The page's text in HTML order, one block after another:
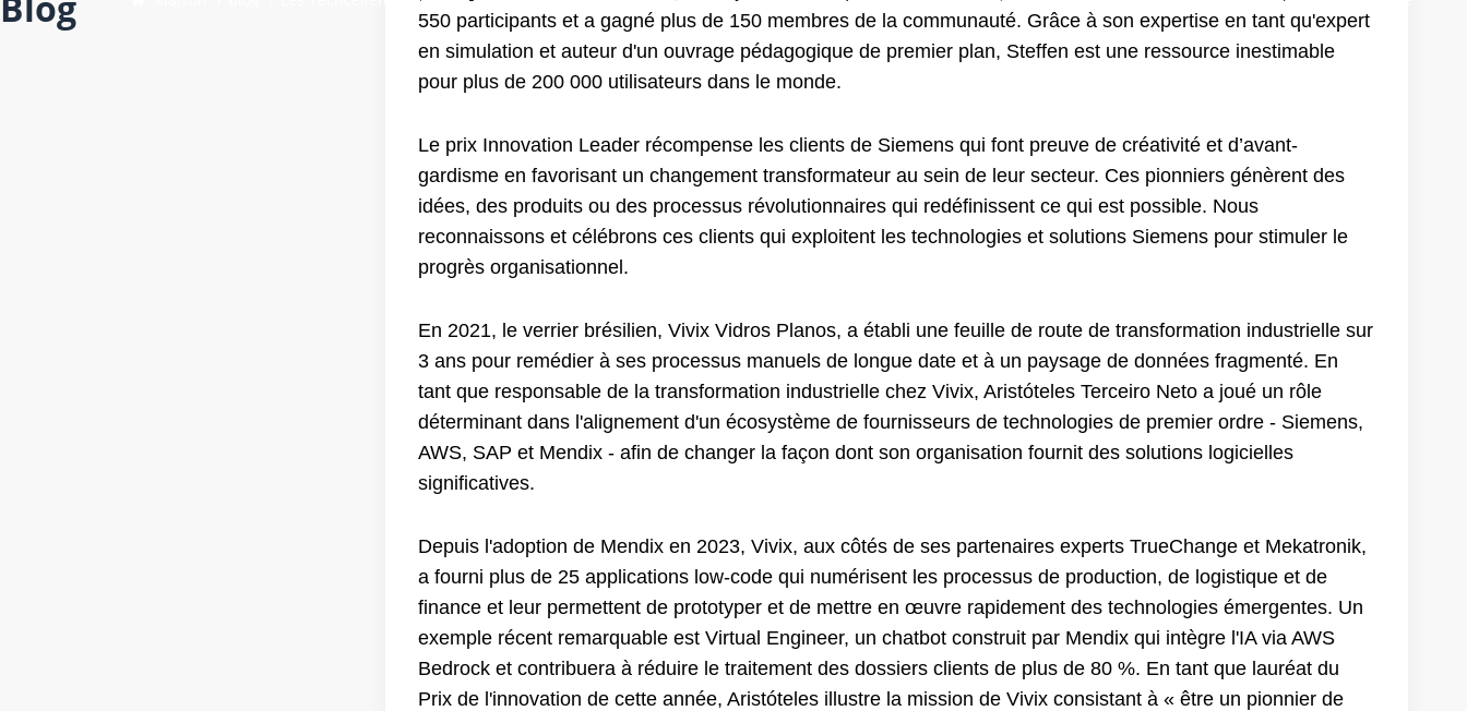
550 participants et a gagné plus de 150 membres de la communauté. Grâce à son expertise en tant qu'expert
en simulation et auteur d'un ouvrage pédagogique de premier plan, Steffen est une ressource inestimable
pour plus de 200 000 utilisateurs dans le monde.
Le prix Innovation Leader récompense les clients de Siemens qui font preuve de créativité et d’avant-
gardisme en favorisant un changement transformateur au sein de leur secteur. Ces pionniers génèrent des
idées, des produits ou des processus révolutionnaires qui redéfinissent ce qui est possible. Nous
reconnaissons et célébrons ces clients qui exploitent les technologies et solutions Siemens pour stimuler le
progrès organisationnel.
En 2021, le verrier brésilien,Vivix Vidros Planos, a établi une feuille de route de transformation industrielle sur
3 ans pour remédier à ses processus manuels de longue date et à un paysage de données fragmenté. En
tant que responsable de la transformation industrielle chez Vivix, Aristóteles Terceiro Neto a joué un rôle
déterminant dans l'alignement d'un écosystème de fournisseurs de technologies de premier ordre - Siemens,
AWS, SAP et Mendix - afin de changer la façon dont son organisation fournit des solutions logicielles
significatives.
Depuis l'adoption de Mendix en 2023, Vivix, aux côtés de ses partenaires experts TrueChange et Mekatronik,
a fourni plus de 25 applications low-code qui numérisent les processus de production, de logistique et de
finance et leur permettent de prototyper et de mettre en œuvre rapidement des technologies émergentes. Un
exemple récent remarquable est Virtual Engineer, un chatbot construit par Mendix qui intègre l'IA via AWS
Bedrock et contribuera à réduire le traitement des dossiers clients de plus de 80 %. En tant que lauréat du
Prix de l'innovation de cette année, Aristóteles illustre la mission de Vivix consistant à « être un pionnier de